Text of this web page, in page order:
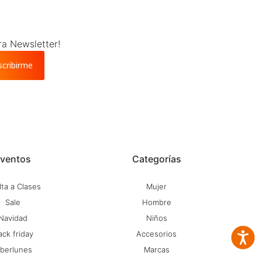
a Clases
Sale
friday
Categorías
Mujer
Hombre
Niños
Accesorios
Marcas
Newsletter!